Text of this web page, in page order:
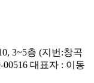
3~5층 (지번:창곡
00516 대표자 : 이동